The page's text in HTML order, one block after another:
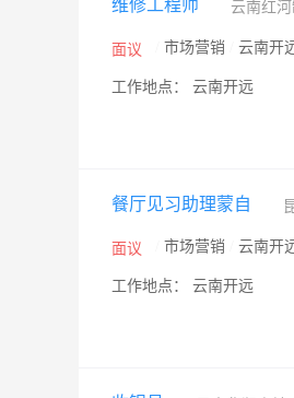
维修工程师 云南红
面议 市场营销 云南开
工作地点： 云南开远
餐厅见习助理蒙自
面议 市场营销 云南开
工作地点： 云南开远